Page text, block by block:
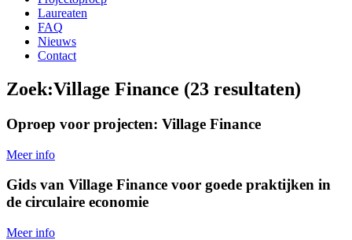
Laureaten
FAQ
Nieuws
Contact
Zoek:Village Finance (23 resultaten)
Oproep voor projecten: Village Finance
Meer info
Gids van Village Finance voor goede praktijken in
de circulaire economie
Meer info